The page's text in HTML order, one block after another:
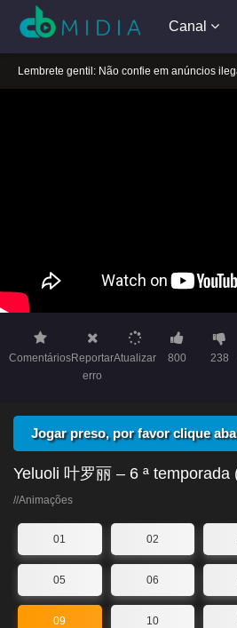
Canal
A tocar：Yeluoli 叶罗丽 – 6 ª temporada
ComentáriosReportar
erro
Atualizar 800 238
Jogar preso, por favor clique
linha
Yeluoli 叶罗丽 – 6 ª temporada
//Animações
01 02
05 06
09 10